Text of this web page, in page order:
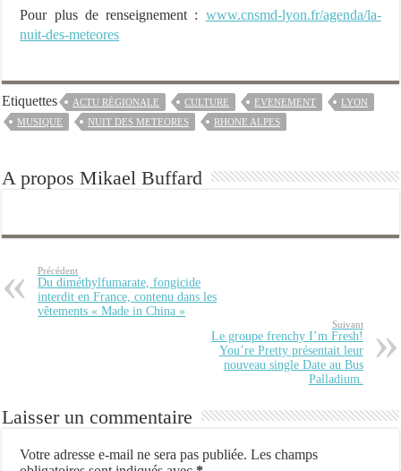
Pour plus de renseignement : www.cnsmd-lyon.fr/agenda/la-
nuit-des-meteores
Etiquettes ACTU RÉGIONALE CULTURE EVENEMENT
LYON
MUSIQUE
NUIT DES METEORES RHONE ALPES
A propos Mikael Buffard
Précédent
Du diméthylfumarate, fongicide
interdit en France, contenu dans les
vêtements « Made in China »
Suivant
Le groupe frenchy I’m Fresh!
You’re Pretty présentait leur
nouveau single Date au Bus
Palladium.
Laisser un commentaire
Votre adresse e-mail ne sera pas publiée. Les champs